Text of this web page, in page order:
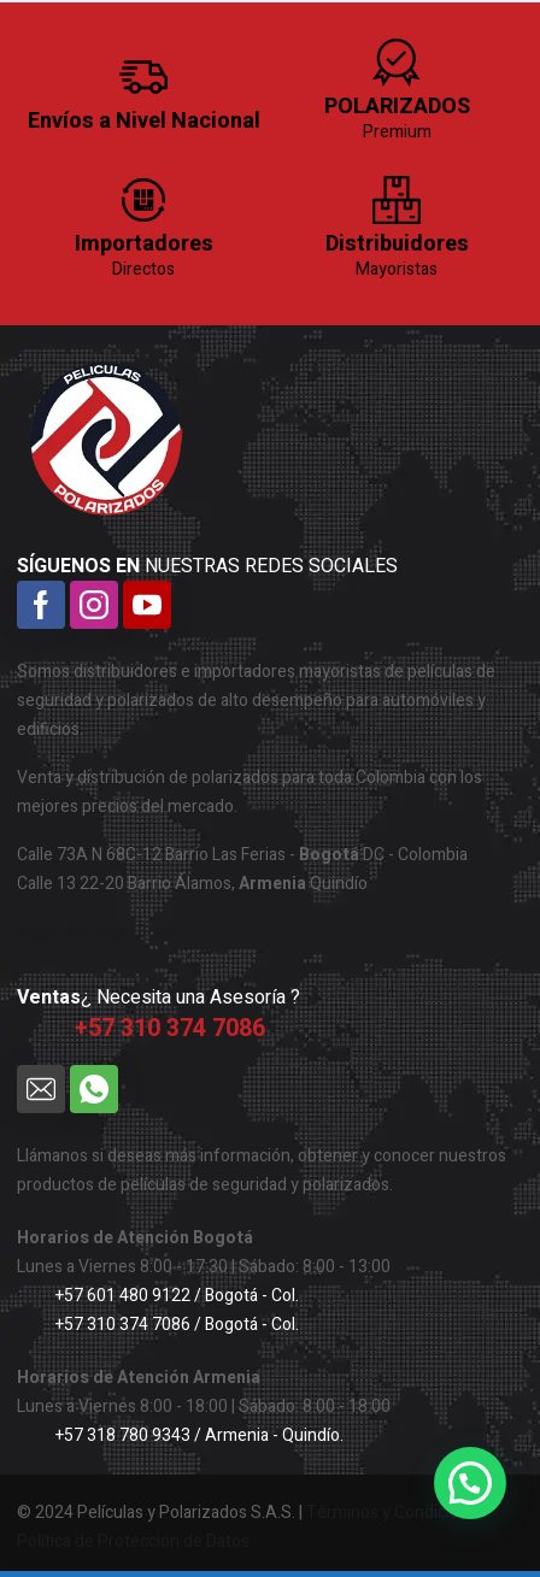
Envíos a Nivel Nacional POLARIZADOS
Premium
Importadores
Directos
Distribuidores
Mayoristas
SÍGUENOS EN NUESTRAS REDES SOCIALES
Somos distribuidores e importadores mayoristas de películas de
seguridad y polarizados de alto desempeño para automóviles y
edificios.
Venta y distribución de polarizados para toda Colombia con los
mejores precios del mercado.
Calle 73A N 68C-12 Barrio Las Ferias - BogotáDC - Colombia
Calle 13 22-20 Barrio Álamos,ArmeniaQuindío
Mapa Ubicación Bogotá
Ventas¿ Necesita una Asesoría ?
+57 310 374 7086
Llámanos si deseas más información, obtener y conocer nuestros
productos de películas de seguridad y polarizados.
Horarios de Atención Bogotá
Lunes a Viernes 8:00 - 17:30 | Sábado: 8:00 - 13:00
+57 601 480 9122 / Bogotá - Col.
+57 310 374 7086 / Bogotá - Col.
Horarios de Atención Armenia
Lunes a Viernes 8:00 - 18:00 | Sábado: 8:00 - 18:00
+57 318 780 9343 / Armenia - Quindío.
© 2024 Películas y Polarizados S.A.S. |
Términos y Condiciones
¿Necesitas ayuda?
1